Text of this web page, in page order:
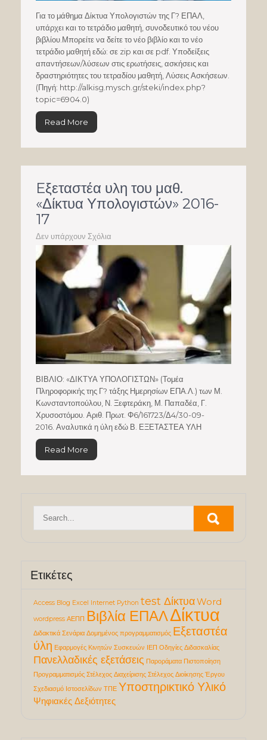
Για το μάθημα Δίκτυα Υπολογιστών της Γ? ΕΠΑΛ,
υπάρχει και το τετράδιο μαθητή, συνοδευτικό του νέου
βιβλίου.Μπορείτε να δείτε το νέο βιβλίο και το νέο
τετράδιο μαθητή εδώ: σε zip και σε pdf. Υποδείξεις
απαντήσεων/λύσεων στις ερωτήσεις, ασκήσεις και
δραστηριότητες του τετραδίου μαθητή, Λύσεις Ασκήσεων.
(Πηγή: http://alkisg.mysch.gr/steki/index.php?
topic=6904.0)
Read More
Eξεταστέα υλη του μαθ.
«Δίκτυα Υπολογιστών» 2016-
17
Δεν υπάρχουν Σχόλια
ΒΙΒΛΙΟ: «ΔΙΚΤΥΑ ΥΠΟΛΟΓΙΣΤΩΝ» (Τομέα
Πληροφορικής της Γ? τάξης Ημερησίων ΕΠΑ.Λ.) των Μ.
Κωνσταντοπούλου, Ν. Ξεφτεράκη, Μ. Παπαδέα, Γ.
Χρυσοστόμου. Αριθ. Πρωτ. Φ6/161723/Δ4/30-09-
2016. Αναλυτικά η ύλη εδώ Β. ΕΞΕΤΑΣΤΕΑ ΥΛΗ
Read More
Ετικέτες
Access Blog Excel Internet Python test ΔίκτυαWord
wordpress ΑΕΠΠ Βιβλία ΕΠΑΛΔίκτυα
Διδακτικά Σενάρια Δομημένος προγραμματισμός Εξεταστέα
ύλη Εφαρμογές Κινητών Συσκευών ΙΕΠ Οδηγίες Διδασκαλίας
Πανελλαδικές εξετάσεις Παροράματα Πιστοποίηση
Προγραμματισμός Στέλεχος Διαχείρισης Στέλεχος Διοίκησης Έργου
Σχεδιασμό Ιστοσελίδων ΤΠΕ Υποστηρικτικό Υλικό
Ψηφιακές Δεξιότητες